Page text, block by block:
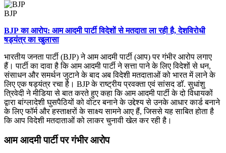
BJP
BJP का आरोप: आम आदमी पार्टी विदेशों से मतदाता ला रही है, देशविरोधी
षड्यंत्र का खुलासा
भारतीय जनता पार्टी (BJP) ने आम आदमी पार्टी (आप) पर गंभीर आरोप लगाए
हैं। पार्टी का दावा है कि आम आदमी पार्टी ने सत्ता पाने के लिए विदेशों से धन,
संसाधन और समर्थन जुटाने के बाद अब विदेशी मतदाताओं को भारत में लाने के
लिए एक षड्यंत्र रचा है। BJP के राष्ट्रीय प्रवक्ता एवं सांसद डॉ. सुधांशु
त्रिवेदी ने मीडिया से बात करते हुए कहा कि आम आदमी पार्टी के दो विधायकों
द्वारा बांग्लादेशी घुसपैठियों को वोटर बनाने के उद्देश्य से उनके आधार कार्ड बनाने
के लिए फॉर्म और हस्ताक्षरों के साक्ष्य सामने आए हैं, जिससे यह साबित होता है
कि आप विदेशी मतदाताओं को लाकर चुनावी खेल कर रही है।
आम आदमी पार्टी पर गंभीर आरोप